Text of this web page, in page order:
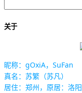
关于
昵称：gOxiA，SuFan
真名：苏繁（苏凡）
居住：郑州，原居：洛阳